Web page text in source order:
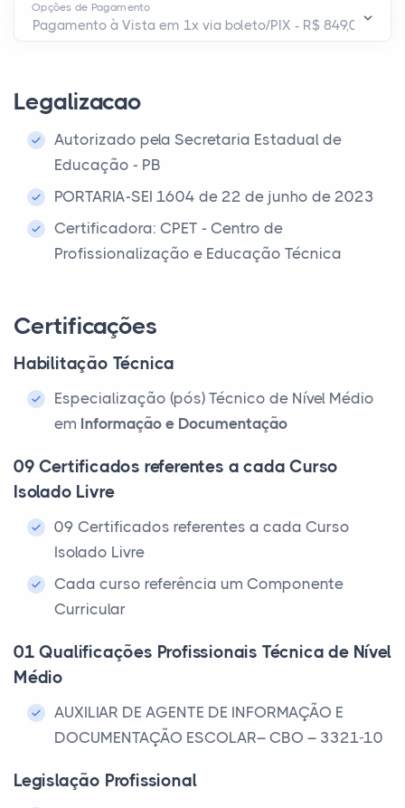
Opções de Pagamento
Legalizacao
Autorizado pela Secretaria Estadual de
Educação - PB
PORTARIA-SEI 1604 de 22 de junho de 2023
Certificadora: CPET - Centro de
Profissionalização e Educação Técnica
Certificações
Habilitação Técnica
Especialização (pós) Técnico de Nível Médio
em Informação e Documentação
09 Certificados referentes a cada Curso
Isolado Livre
09 Certificados referentes a cada Curso
Isolado Livre
Cada curso referência um Componente
Curricular
01 Qualificações Profissionais Técnica de Nível
Médio
AUXILIAR DE AGENTE DE INFORMAÇÃO E
DOCUMENTAÇÃO ESCOLAR– CBO – 3321-10
Legislação Profissional